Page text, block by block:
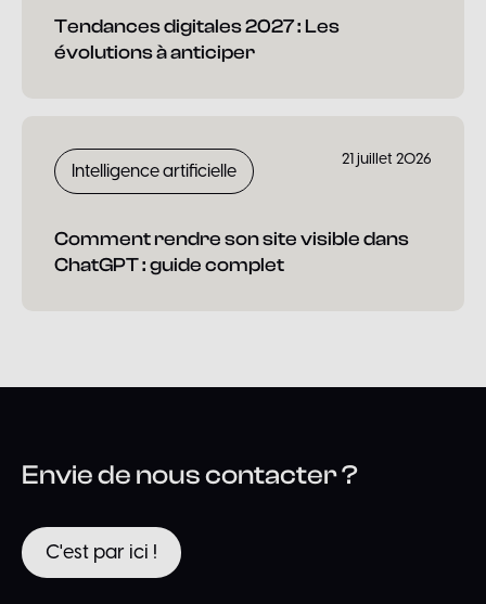
Tendances digitales 2027 : Les
évolutions à anticiper
Intelligence artificielle 21 juillet 2026
Comment rendre son site visible dans
ChatGPT : guide complet
Envie de nous contacter ?
C'est par ici !